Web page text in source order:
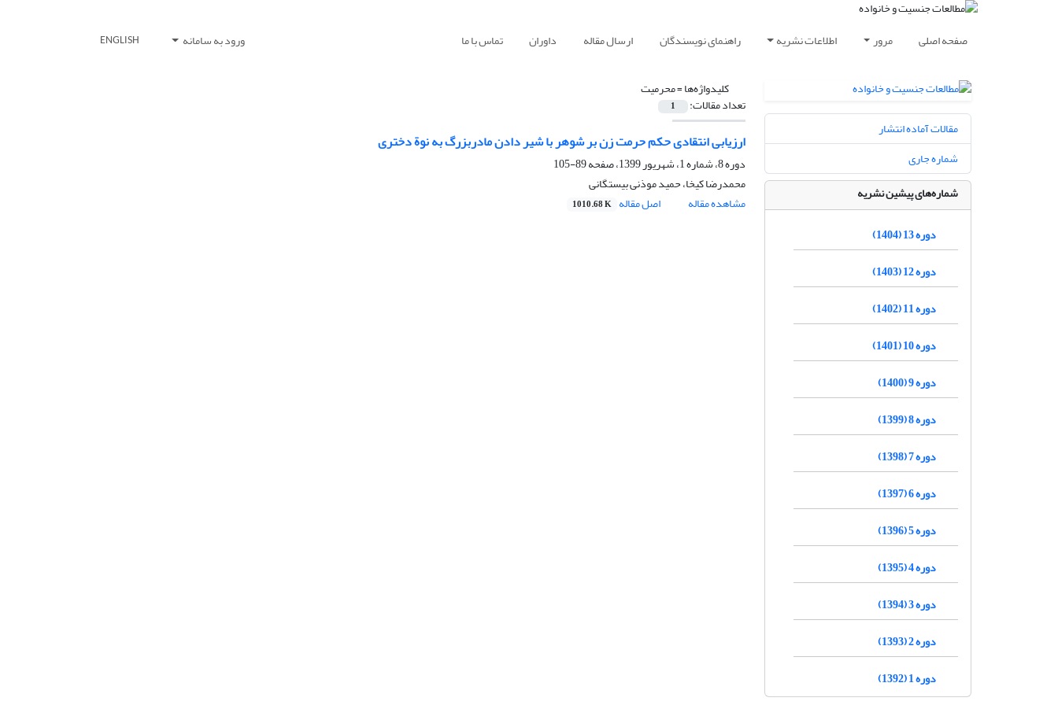
صفحه اصلی مرور اطلاعات نشریه راهنمای نویسندگان ارسال مقاله داوران تماس با ما ورود به سامانه ENGLISH
کلیدواژه‌ها =محرمیت
تعداد مقالات: 1
ارزیابی انتقادی حکم حرمت زن بر شوهر با شیر دادن مادربزرگ به نوة دختری
دوره 8، شماره 1، شهریور 1399، صفحه
89-105
محمدرضا کیخا، حمید موذنی بیستگانی
مشاهده مقاله
اصل مقاله 1010.68 K
مقالات آماده انتشار
شماره جاری
شماره‌های پیشین نشریه
دوره 13 (1404)
دوره 12 (1403)
دوره 11 (1402)
دوره 10 (1401)
دوره 9 (1400)
دوره 8 (1399)
دوره 7 (1398)
دوره 6 (1397)
دوره 5 (1396)
دوره 4 (1395)
دوره 3 (1394)
دوره 2 (1393)
دوره 1 (1392)